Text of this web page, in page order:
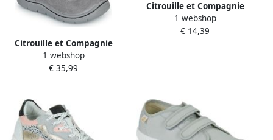
Citrouille et Compagnie
Laarzen PALADOU
1 webshop
€ 35,99
Citrouille et Compagnie
Lage Sneakers KIPPI BOU
1 webshop
€ 14,39